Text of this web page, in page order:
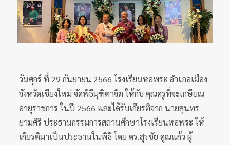
วันศุกร์ ที่ 29 กันยายน 2566 โรงเรียนหอพระ อำเภอเมือง
จังหวัดเชียงใหม่ จัดพิธีมุฑิตาจิต ให้กับ คุณครูที่จะเกษียณ
อายุราชการ ในปี 2566 และได้รับเกียรติจาก นายสุนทร
ยามศิริ ประธานกรรมการสถานศึกษาโรงเรียนหอพระ ให้
เกียรติมาเป็นประธานในพิธี โดย ดร.สุรชัย คูณแก้ว ผู้